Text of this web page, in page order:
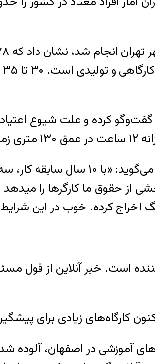
گفت‌وگو کرده و علت شیوع
است. خبر آنلاین از قول
آموزشی در اصفهان،